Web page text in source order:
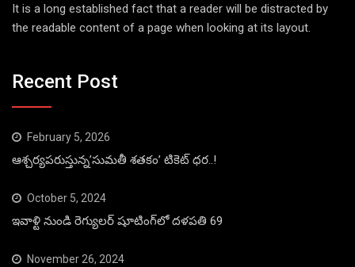
It is a long established fact that a reader will be distracted by
the readable content of a page when looking at its layout.
Recent Post
February 5, 2026
ఆశ్చర్యపరుస్తున్న’సుమతీ శతకం’ టికెట్ ధర..!
October 5, 2024
ఇవాళ్టి నుండి రెగ్యులర్ షూటింగ్‌లో దళపతి 69
November 26, 2024